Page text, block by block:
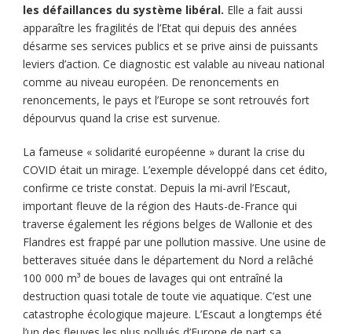
les défaillances du système libéral. Elle a fait aussi
apparaître les fragilités de l’Etat qui depuis des années
désarme ses services publics et se prive ainsi de puissants
leviers d’action. Ce diagnostic est valable au niveau national
comme au niveau européen. De renoncements en
renoncements, le pays et l’Europe se sont retrouvés fort
dépourvus quand la crise est survenue.
La fameuse « solidarité européenne » durant la crise du
COVID était un mirage. L’exemple développé dans cet édito,
confirme ce triste constat. Depuis la mi-avril l’Escaut,
important fleuve de la région des Hauts-de-France qui
traverse également les régions belges de Wallonie et des
Flandres est frappé par une pollution massive. Une usine de
betteraves située dans le département du Nord a relâché
100 000 m³ de boues de lavages qui ont entraîné la
destruction quasi totale de toute vie aquatique. C’est une
catastrophe écologique majeure. L’Escaut a longtemps été